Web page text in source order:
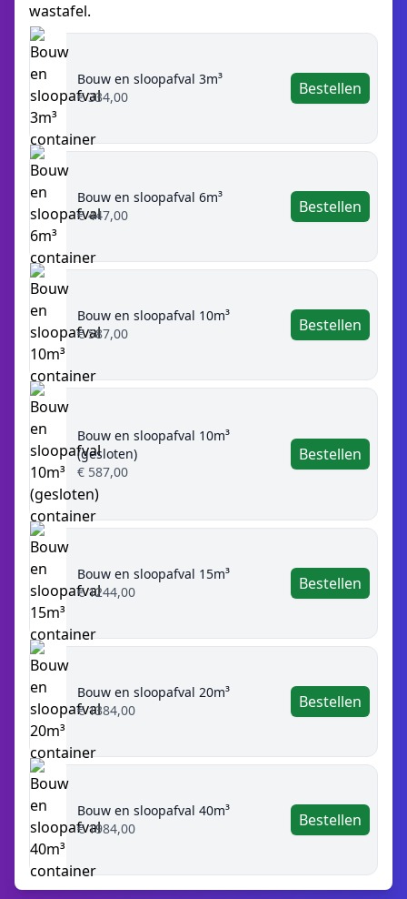
wastafel.
Bouw en sloopafval 3m³
€ 334,00
Bestellen
Bouw en sloopafval 6m³
€ 447,00
Bestellen
Bouw en sloopafval 10m³
€ 587,00
Bestellen
Bouw en sloopafval 10m³
(gesloten)
€ 587,00
Bestellen
Bouw en sloopafval 15m³
€ 1244,00
Bestellen
Bouw en sloopafval 20m³
€ 1384,00
Bestellen
Bouw en sloopafval 40m³
€ 1984,00
Bestellen